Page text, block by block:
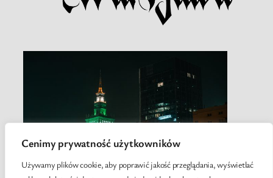
Cenimy prywatność użytkowników
Używamy plików cookie, aby poprawić jakość przeglądania, wyświetlać